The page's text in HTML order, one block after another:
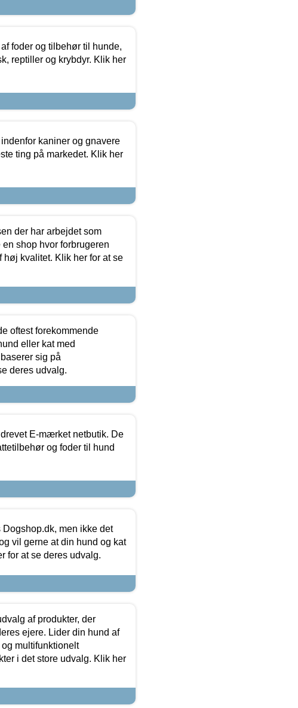
foder og tilbehør til hunde,
reptiller og krybdyr. Klik her
kaniner og gnavere
ting på markedet. Klik her
der har arbejdet som
shop hvor forbrugeren
høj kvalitet. Klik her for at se
oftest forekommende
eller kat med
sig på
deres udvalg.
E-mærket netbutik. De
og foder til hund
men ikke det
vil gerne at din hund og kat
for at se deres udvalg.
af produkter, der
ejere. Lider din hund af
multifunktionelt
i det store udvalg. Klik her